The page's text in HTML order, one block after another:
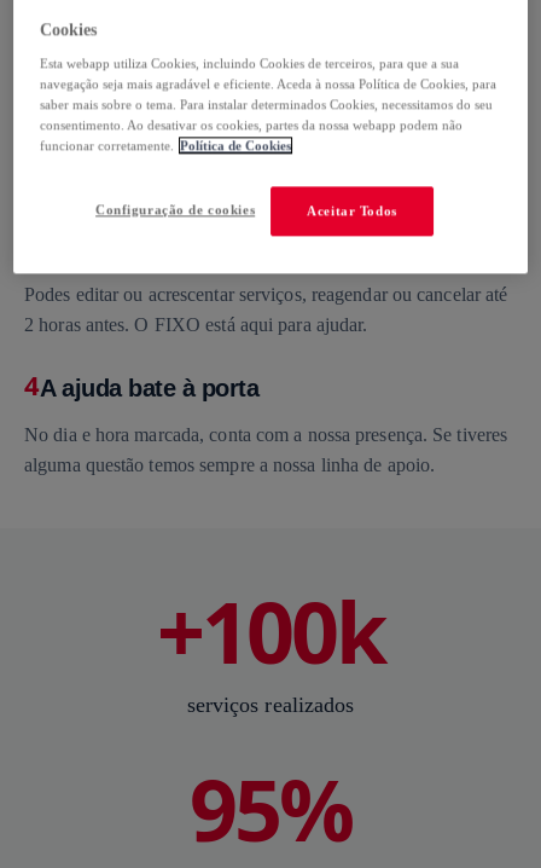
2Escolher o dia e a hora (e relaxar)
Marca o dia e a hora que melhor te convêm e o FIXO trata do
Podes editar ou acrescentar serviços, reagendar ou cancelar até
2 horas antes. O FIXO está aqui para ajudar.
4A ajuda bate à porta
No dia e hora marcada, conta com a nossa presença. Se tiveres
alguma questão temos sempre a nossa linha de apoio.
+100k
serviços realizados
95%
Cookies
Esta webapp utiliza Cookies, incluindo Cookies de terceiros, para que a sua
navegação seja mais agradável e eficiente. Aceda à nossa Política de Cookies, para
saber mais sobre o tema. Para instalar determinados Cookies, necessitamos do seu
consentimento. Ao desativar os cookies, partes da nossa webapp podem não
funcionar corretamente.
Política de Cookies
Aceitar Todos
Configuração de cookies